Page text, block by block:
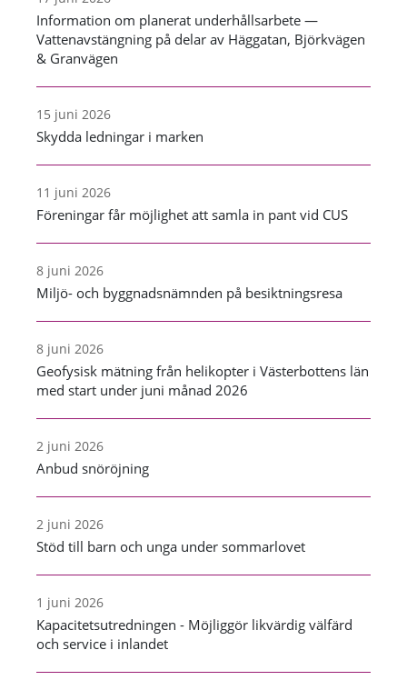
Information om planerat underhållsarbete —
Vattenavstängning på delar av Häggatan, Björkvägen
& Granvägen
15 juni 2026
Skydda ledningar i marken
11 juni 2026
Föreningar får möjlighet att samla in pant vid CUS
8 juni 2026
Miljö- och byggnadsnämnden på besiktningsresa
8 juni 2026
Geofysisk mätning från helikopter i Västerbottens län
med start under juni månad 2026
2 juni 2026
Anbud snöröjning
2 juni 2026
Stöd till barn och unga under sommarlovet
1 juni 2026
Kapacitetsutredningen - Möjliggör likvärdig välfärd
och service i inlandet